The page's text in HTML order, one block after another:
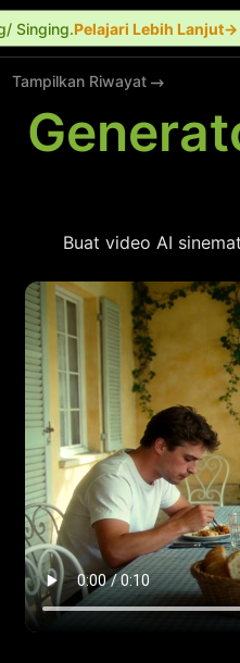
Singing.Pelajari Lebih Lanjut→
Tampilkan Riwayat
Buat video AI